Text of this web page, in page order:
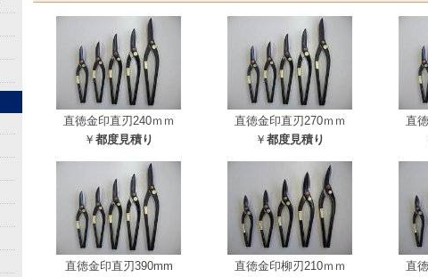
直徳金印直刃240ｍｍ
￥ 都度見積り
直徳金印直刃270ｍｍ
￥ 都度見積り
直
直徳金印直刃390mm
直徳金印柳刃210ｍｍ
直